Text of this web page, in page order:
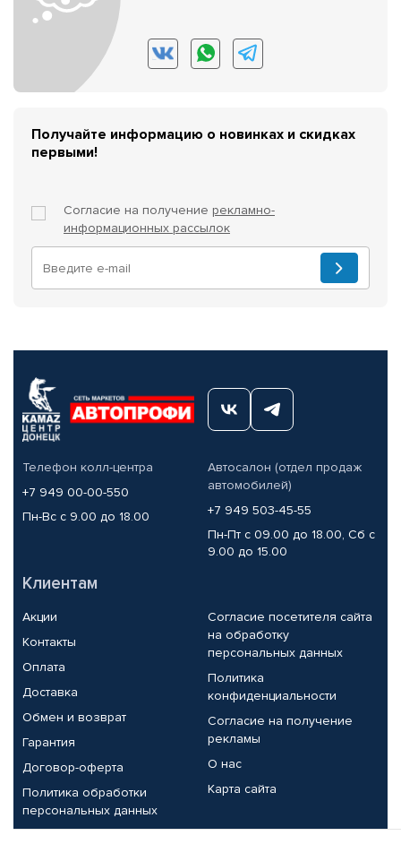
Получайте информацию о новинках и скидках
первыми!
Согласие на получение рекламно-
информационных рассылок
Телефон колл-центра
+7 949 00-00-550
Пн-Вс с 9.00 до 18.00
Автосалон (отдел продаж
автомобилей)
+7 949 503-45-55
Пн-Пт с 09.00 до 18.00, Сб с
9.00 до 15.00
Клиентам
Акции
Контакты
Оплата
Доставка
Обмен и возврат
Гарантия
Договор-оферта
Политика обработки
персональных данных
Согласие посетителя сайта
на обработку
персональных данных
Политика
конфиденциальности
Согласие на получение
рекламы
О нас
Карта сайта